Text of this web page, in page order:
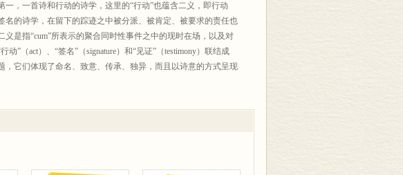
论看安迪•克拉克的延展意识理论 金崴瀚
主义之争 王亚娟 牟佳祺
潘昕培
丁
，一首诗和行动的诗学，这里的“行动”也蕴含二义，即行动
的诗学，在留下的踪迹之中被分派、被肯定、被要求的责任也
是指“cum”所表示的聚合同时性事件之中的现时在场，以及对
”（act）、“签名”（signature）和“见证”（testimony）联结成
，它们体现了命名、致意、传承、独异，而且以诗意的方式呈现
预示着基督教诗学的命运。依据同样的分派大法，基督教诗学
这么一种现存而被流传或被遮蔽（或有待发明）的基督教诗
在其独特的见证之外，在其使自己独特的作品成为例外之外，
，它携带消息和遗嘱，本身就是一份证词。福音的真理不在福
报告别的什么，所报告者唯其自身，唯其自身的施为事件。诗学